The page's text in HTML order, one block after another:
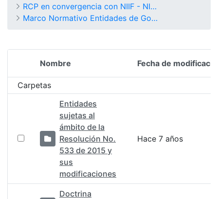
RCP en convergencia con NIIF - NICSP
Marco Normativo Entidades de Gobierno
Selección del elemento
Nombre Fecha de
Carpetas
Entidades
sujetas al
ámbito de la
Resolución No.
533 de 2015 y
sus
modificaciones
Hace 7 años
Doctrina